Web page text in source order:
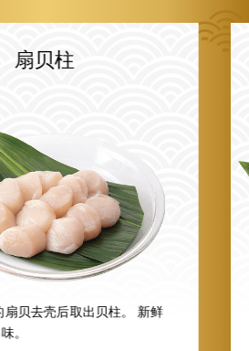
扇贝柱
贝去壳后取出贝柱。 新鲜
。